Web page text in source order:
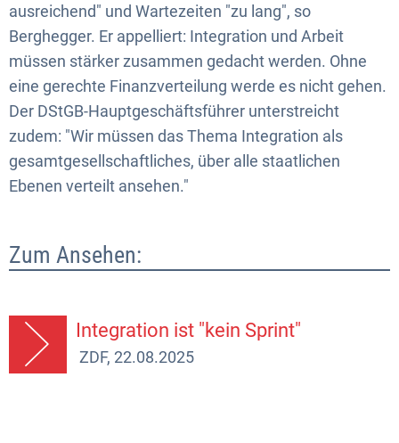
ausreichend" und Wartezeiten "zu lang", so
Berghegger. Er appelliert: Integration und Arbeit
müssen stärker zusammen gedacht werden. Ohne
eine gerechte Finanzverteilung werde es nicht gehen.
Der DStGB-Hauptgeschäftsführer unterstreicht
zudem: "Wir müssen das Thema Integration als
gesamtgesellschaftliches, über alle staatlichen
Ebenen verteilt ansehen."
Zum Ansehen:
Integration ist "kein Sprint"
ZDF, 22.08.2025